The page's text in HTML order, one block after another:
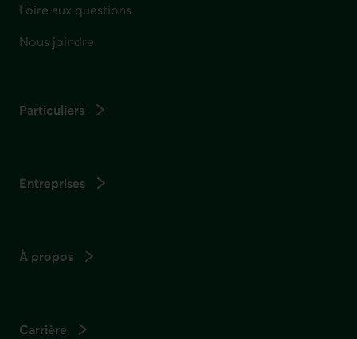
Foire aux questions
Nous joindre
Particuliers
Entreprises
À propos
Carrière